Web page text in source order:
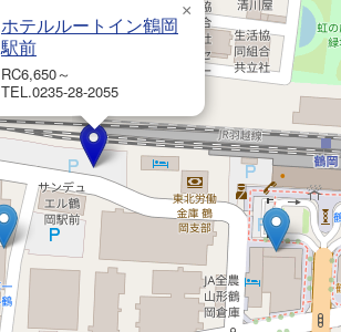
ホテルルートイン鶴岡
駅前
RC6,650～
TEL.0235-28-2055
×